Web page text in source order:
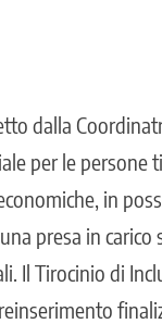
dalla
per le persone
in
presa in
Il Tirocinio di